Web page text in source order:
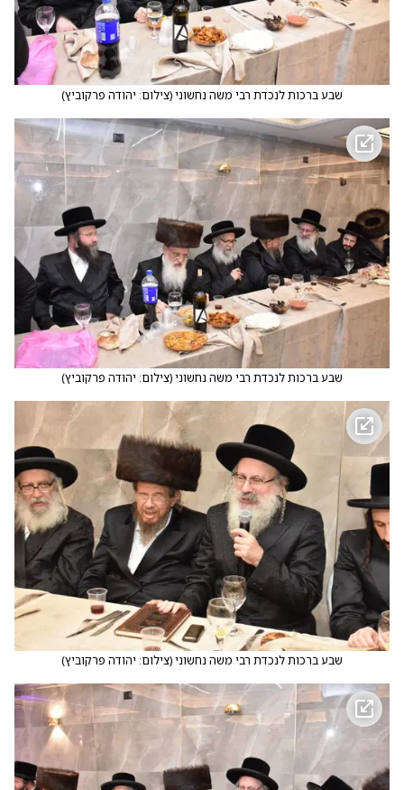
שבע ברכות לנכדת רבי משה נחשוני(צילום: יהודה פרקוביץ)
שבע ברכות לנכדת רבי משה נחשוני(צילום: יהודה פרקוביץ)
שבע ברכות לנכדת רבי משה נחשוני(צילום: יהודה פרקוביץ)